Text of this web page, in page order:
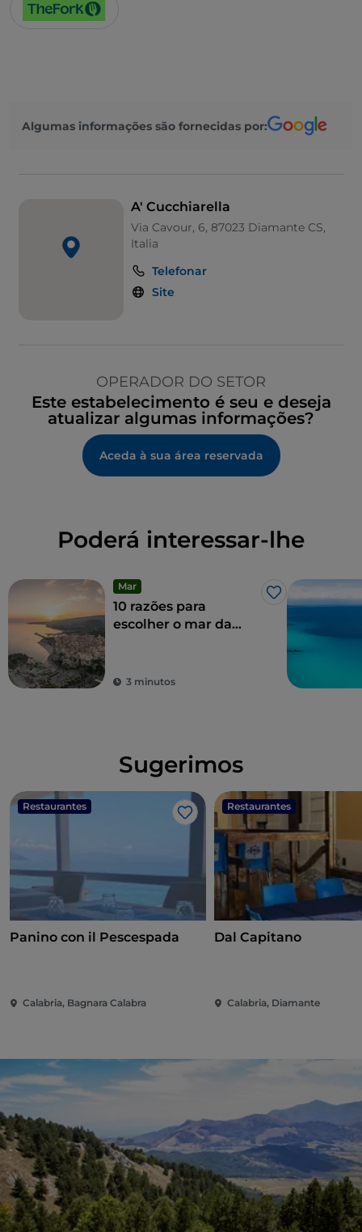
Algumas informações são fornecidas por:
A' Cucchiarella
Via Cavour, 6, 87023 Diamante CS,
Italia
Telefonar
Site
OPERADOR DO SETOR
Este estabelecimento é seu e deseja
atualizar algumas informações?
Aceda à sua área reservada
Poderá interessar-lhe
Mar
Gosto
10 razões para
escolher o mar da
3 minutos
Sugerimos
Restaurantes
Gosto
Panino con il Pescespada
Calabria, Bagnara Calabra
Restaurantes
Dal Capitano
Calabria, Diamante